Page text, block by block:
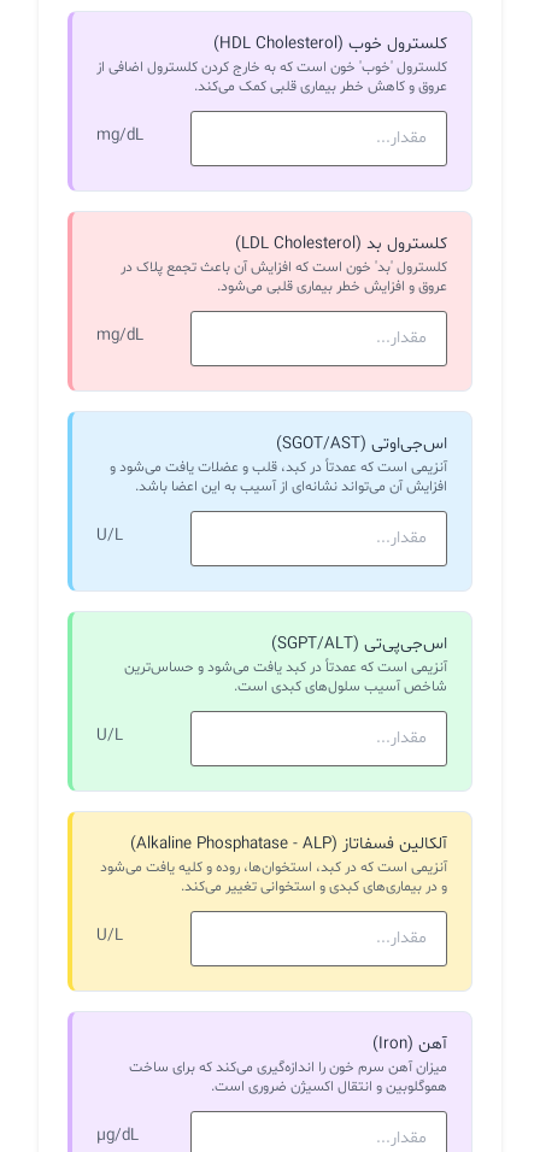
کلسترول خوب (HDL Cholesterol)
کلسترول 'خوب' خون است که به خارج کردن کلسترول اضافی از
عروق و کاهش خطر بیماری قلبی کمک می‌کند.
mg/dL
کلسترول بد (LDL Cholesterol)
کلسترول 'بد' خون است که افزایش آن باعث تجمع پلاک در
عروق و افزایش خطر بیماری قلبی می‌شود.
mg/dL
اس‌جی‌او‌تی (SGOT/AST)
آنزیمی است که عمدتاً در کبد، قلب و عضلات یافت می‌شود و
افزایش آن می‌تواند نشانه‌ای از آسیب به این اعضا باشد.
U/L
اس‌جی‌پی‌تی (SGPT/ALT)
آنزیمی است که عمدتاً در کبد یافت می‌شود و حساس‌ترین
شاخص آسیب سلول‌های کبدی است.
U/L
آلکالین فسفاتاز (Alkaline Phosphatase - ALP)
آنزیمی است که در کبد، استخوان‌ها، روده و کلیه یافت می‌شود
و در بیماری‌های کبدی و استخوانی تغییر می‌کند.
U/L
آهن (Iron)
میزان آهن سرم خون را اندازه‌گیری می‌کند که برای ساخت
هموگلوبین و انتقال اکسیژن ضروری است.
µg/dL